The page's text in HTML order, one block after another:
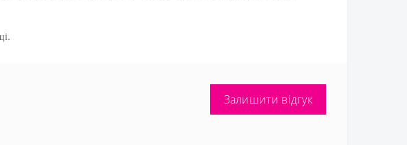
Залишити відгук